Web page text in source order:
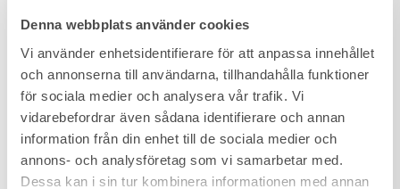
Denna webbplats använder cookies
Vi använder enhetsidentifierare för att anpassa innehållet
och annonserna till användarna, tillhandahålla funktioner
för sociala medier och analysera vår trafik. Vi
vidarebefordrar även sådana identifierare och annan
information från din enhet till de sociala medier och
annons- och analysföretag som vi samarbetar med.
Dessa kan i sin tur kombinera informationen med annan